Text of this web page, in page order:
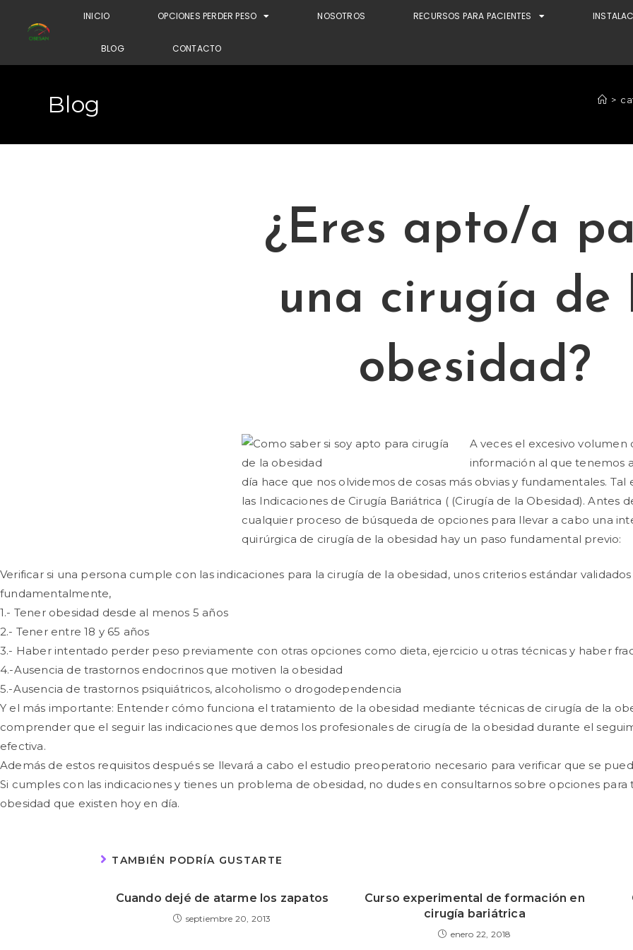
INICIO OPCIONES PERDER PESO NOSOTROS RECURSOS PARA PACIENTES
BLOG CONTACTO
Blog >
¿Eres apto/a
una cirugía de
obesidad?
A veces el excesivo volumen
información al que tenemos
día hace que nos olvidemos de cosas más obvias y fundamentales. Tal
las Indicaciones de Cirugía Bariátrica ( (Cirugía de la Obesidad). Antes
cualquier proceso de búsqueda de opciones para llevar a cabo una
quirúrgica de cirugía de la obesidad hay un paso fundamental previo:
Verificar si una persona cumple con las indicaciones para la cirugía de la obesidad, unos criterios estándar
fundamentalmente,
1.- Tener obesidad desde al menos 5 años
2.- Tener entre 18 y 65 años
3.- Haber intentado perder peso previamente con otras opciones como dieta, ejercicio u otras técnicas y haber
4.-Ausencia de trastornos endocrinos que motiven la obesidad
5.-Ausencia de trastornos psiquiátricos, alcoholismo o drogodependencia
Y el más importante: Entender cómo funciona el tratamiento de la obesidad mediante técnicas de cirugía de la
comprender que el seguir las indicaciones que demos los profesionales de cirugía de la obesidad durante el
efectiva.
Además de estos requisitos después se llevará a cabo el estudio preoperatorio necesario para verificar que se
Si cumples con las indicaciones y tienes un problema de obesidad, no dudes en consultarnos sobre opciones
obesidad que existen hoy en día.
TAMBIÉN PODRÍA GUSTARTE
Cuando dejé de atarme los zapatos
septiembre 20, 2013
Curso experimental de formación en
cirugía bariátrica
enero 22, 2018